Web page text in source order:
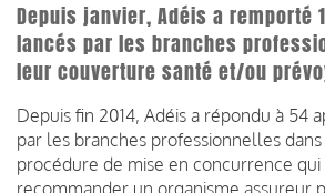
Depuis janvier, Adéis a remporté
lancés par les branches
leur couverture santé et/ou
Depuis fin 2014, Adéis a répondu à 54
par les branches professionnelles
procédure de mise en concurrence qui
recommander un organisme assureur